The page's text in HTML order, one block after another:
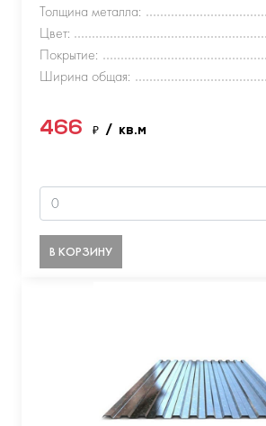
Толщина металла:
Цвет:
Покрытие:
Ширина общая:
466 ₽ / кв.м
В КОРЗИНУ